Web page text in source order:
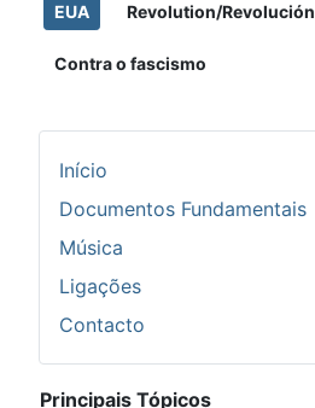
EUA Revolution/Revolución
Contra o fascismo
Início
Documentos Fundamentais
Música
Ligações
Contacto
Principais Tópicos